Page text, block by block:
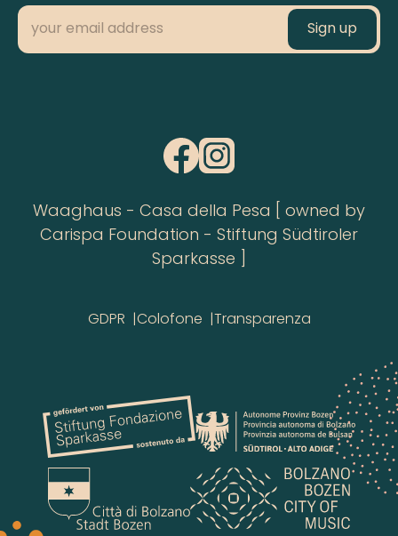
Waaghaus - Casa della Pesa [ owned by
Carispa Foundation - Stiftung Südtiroler
Sparkasse ]
GDPR Colofone Transparenza